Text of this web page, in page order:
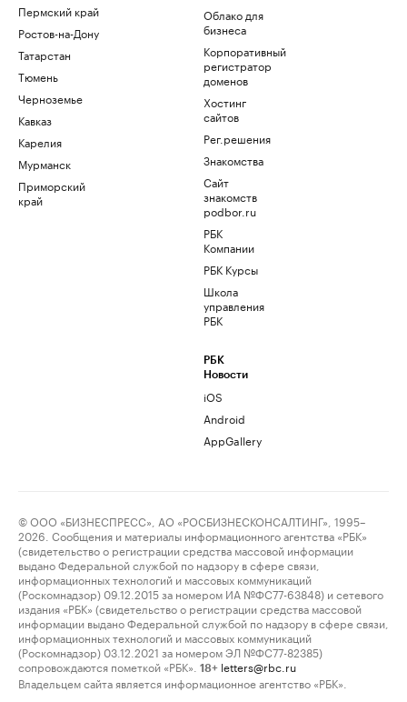
Пермский край
Ростов-на-Дону
Татарстан
Тюмень
Черноземье
Кавказ
Карелия
Мурманск
Приморский
край
Облако для
бизнеса
Корпоративный
регистратор
доменов
Хостинг
сайтов
Рег.решения
Знакомства
Сайт
знакомств
podbor.ru
РБК
Компании
РБК Курсы
Школа
управления
РБК
РБК
Новости
iOS
Android
AppGallery
© ООО «БИЗНЕСПРЕСС», АО «РОСБИЗНЕСКОНСАЛТИНГ», 1995–
2026. Сообщения и материалы информационного агентства «РБК»
(свидетельство о регистрации средства массовой информации
выдано Федеральной службой по надзору в сфере связи,
информационных технологий и массовых коммуникаций
(Роскомнадзор) 09.12.2015 за номером ИА №ФС77-63848) и сетевого
издания «РБК» (свидетельство о регистрации средства массовой
информации выдано Федеральной службой по надзору в сфере связи,
информационных технологий и массовых коммуникаций
(Роскомнадзор) 03.12.2021 за номером ЭЛ №ФС77-82385)
сопровождаются пометкой «РБК».
18+ letters@rbc.ru
Владельцем сайта является информационное агентство «РБК».